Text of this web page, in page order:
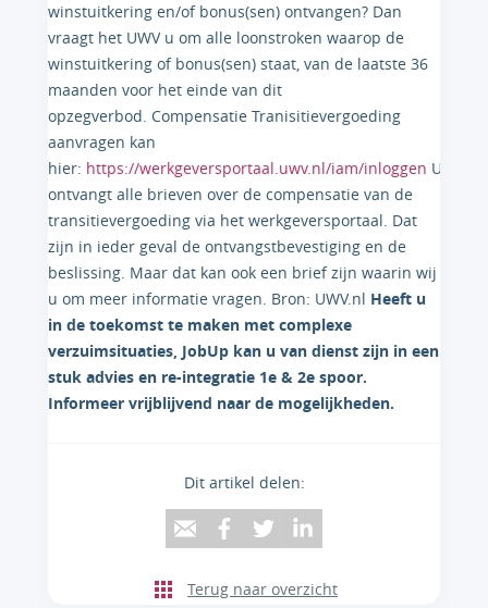
winstuitkering en/of bonus(sen) ontvangen? Dan
vraagt het UWV u om alle loonstroken waarop de
winstuitkering of bonus(sen) staat, van de laatste 36
maanden voor het einde van dit
opzegverbod. Compensatie Tranisitievergoeding
aanvragen kan
hier: https://werkgeversportaal.uwv.nl/iam/inloggen U
ontvangt alle brieven over de compensatie van de
transitievergoeding via het werkgeversportaal. Dat
zijn in ieder geval de ontvangstbevestiging en de
beslissing. Maar dat kan ook een brief zijn waarin wij
u om meer informatie vragen. Bron: UWV.nl Heeft u
in de toekomst te maken met complexe
verzuimsituaties, JobUp kan u van dienst zijn in een
stuk advies en re-integratie 1e & 2e spoor.
Informeer vrijblijvend naar de mogelijkheden.
Dit artikel delen:
Terug naar overzicht